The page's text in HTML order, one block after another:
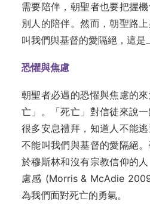
需要陪伴，朝聖者也要把握機
別人的陪伴。然而，朝聖路
叫我們與基督的愛隔絕，這是
恐懼與焦慮
朝聖者必遇的恐懼與焦慮的
亡」。「死亡」對信徒來說
很多安息禮拜，知道人不能逃
不能叫我們與基督的愛隔絕
於穆斯林和沒有宗教信仰的
慮感 (Morris & McAdie
為我們面對死亡的勇氣。